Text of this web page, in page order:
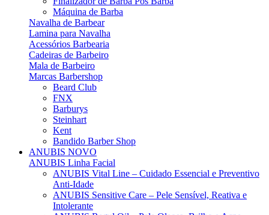
Máquina de Barba
Navalha de Barbear
Lamina para Navalha
Acessórios Barbearia
Cadeiras de Barbeiro
Mala de Barbeiro
Marcas Barbershop
Beard Club
FNX
Barburys
Steinhart
Kent
Bandido Barber Shop
ANUBIS NOVO
ANUBIS Linha Facial
ANUBIS Vital Line – Cuidado Essencial e Preventivo
Anti-Idade
ANUBIS Sensitive Care – Pele Sensível, Reativa e
Intolerante